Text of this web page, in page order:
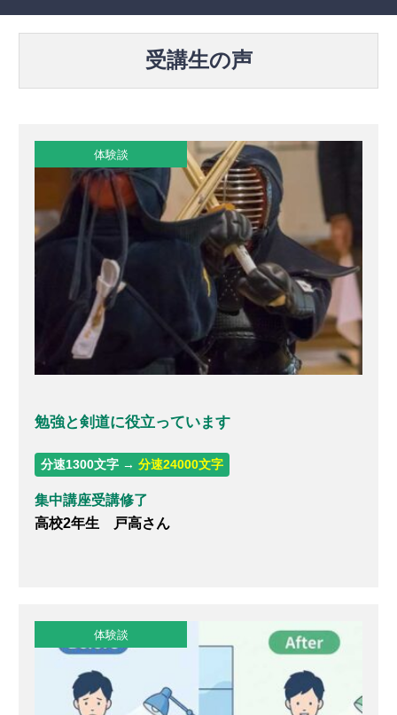
受講生の声
体験談
勉強と剣道に役立っています
分速1300文字 →分速24000文字
集中講座受講修了
高校2年生 戸高さん
体験談